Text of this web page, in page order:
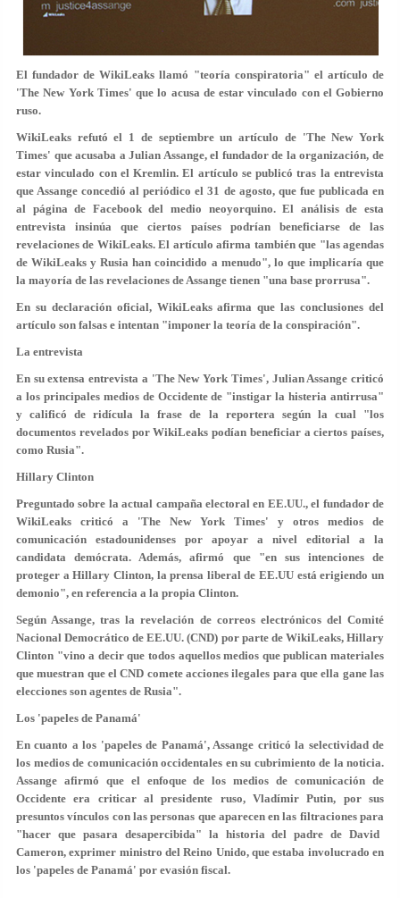
El fundador de WikiLeaks llamó "teoría conspiratoria" el artículo de
'The New York Times' que lo acusa de estar vinculado con el Gobierno
ruso.
WikiLeaks refutó el 1 de septiembre un artículo de 'The New York
Times' que acusaba a Julian Assange, el fundador de la organización, de
estar vinculado con el Kremlin. El artículo se publicó tras la entrevista
que Assange concedió al periódico el 31 de agosto, que fue publicada en
al página de Facebook del medio neoyorquino. El análisis de esta
entrevista insinúa que ciertos países podrían beneficiarse de las
revelaciones de WikiLeaks. El artículo afirma también que "las agendas
de WikiLeaks y Rusia han coincidido a menudo", lo que implicaría que
la mayoría de las revelaciones de Assange tienen "una base prorrusa".
En su declaración oficial, WikiLeaks afirma que las conclusiones del
artículo son falsas e intentan "imponer la teoría de la conspiración".
La entrevista
En su extensa entrevista a 'The New York Times', Julian Assange criticó
a los principales medios de Occidente de "instigar la histeria antirrusa"
y calificó de ridícula la frase de la reportera según la cual "los
documentos revelados por WikiLeaks podían beneficiar a ciertos países,
como Rusia".
Hillary Clinton
Preguntado sobre la actual campaña electoral en EE.UU., el fundador de
WikiLeaks criticó a 'The New York Times' y otros medios de
comunicación estadounidenses por apoyar a nivel editorial a la
candidata demócrata. Además, afirmó que "en sus intenciones de
proteger a Hillary Clinton, la prensa liberal de EE.UU está erigiendo un
demonio", en referencia a la propia Clinton.
Según Assange, tras la revelación de correos electrónicos del Comité
Nacional Democrático de EE.UU. (CND) por parte de WikiLeaks, Hillary
Clinton "vino a decir que todos aquellos medios que publican materiales
que muestran que el CND comete acciones ilegales para que ella gane las
elecciones son agentes de Rusia".
Los 'papeles de Panamá'
En cuanto a los 'papeles de Panamá', Assange criticó la selectividad de
los medios de comunicación occidentales en su cubrimiento de la noticia.
Assange afirmó que el enfoque de los medios de comunicación de
Occidente era criticar al presidente ruso, Vladímir Putin, por sus
presuntos vínculos con las personas que aparecen en las filtraciones para
"hacer que pasara desapercibida" la historia del padre de David
Cameron, exprimer ministro del Reino Unido, que estaba involucrado en
los 'papeles de Panamá' por evasión fiscal.